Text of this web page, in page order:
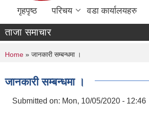
गृहपृष्ठ परिचय वडा कार्यालयहरु
ताजा समाचार
You are here
Home » जानकारी सम्बन्धमा ।
जानकारी सम्बन्धमा ।
Submitted on: Mon, 10/05/2020 - 12:46